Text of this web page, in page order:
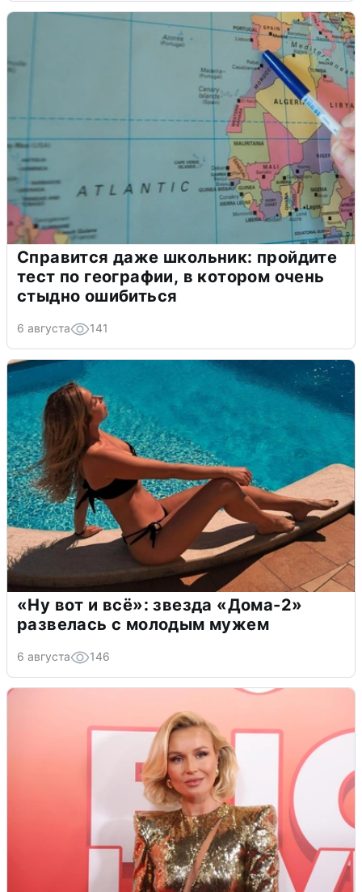
Справится даже школьник: пройдите
тест по географии, в котором очень
стыдно ошибиться
6 августа 141
«Ну вот и всё»: звезда «Дома-2»
развелась с молодым мужем
6 августа 146